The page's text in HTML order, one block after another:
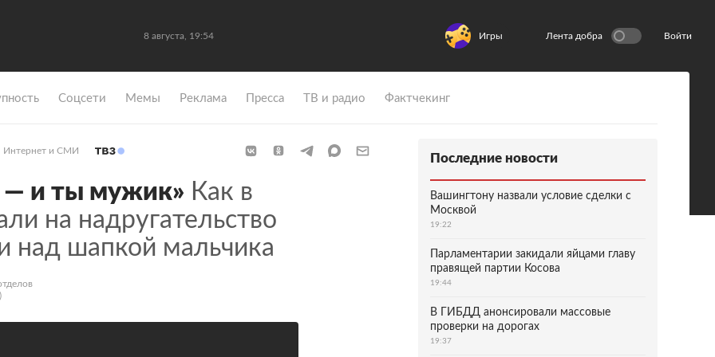
8 августа, 19:54 Игры Лента добра Войти
Coцсети Мемы Реклама Пресса ТВ и радио Фактчекинг
Интернет и СМИ
— и ты мужик» Как в
на надругательство
над шапкой мальчика
Последние новости
Вашингтону назвали условие сделки с
Москвой
19:22
Парламентарии закидали яйцами главу
правящей партии Косова
19:44
В ГИБДД анонсировали массовые
проверки на дорогах
19:37